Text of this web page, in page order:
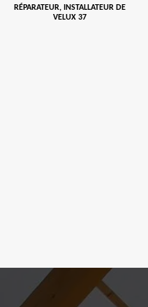
RÉPARATEUR, INSTALLATEUR DE
VELUX 37